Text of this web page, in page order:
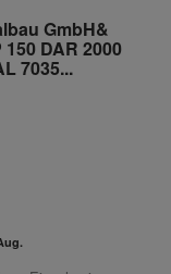
GmbH&
DAR 2000
7035...